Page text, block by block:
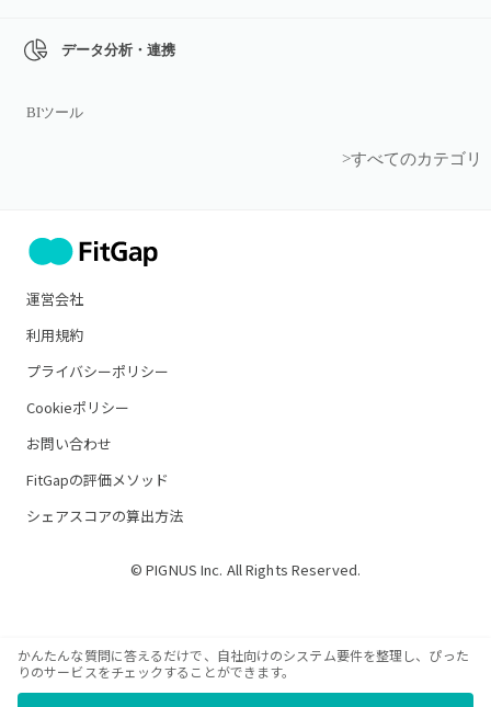
データ分析・連携
BIツール
>すべてのカテゴリ
運営会社
利用規約
プライバシーポリシー
Cookieポリシー
お問い合わせ
FitGapの評価メソッド
シェアスコアの算出方法
© PIGNUS Inc. All Rights Reserved.
かんたんな質問に答えるだけで、自社向けのシステム要件を整理し、ぴった
りのサービスをチェックすることができます。